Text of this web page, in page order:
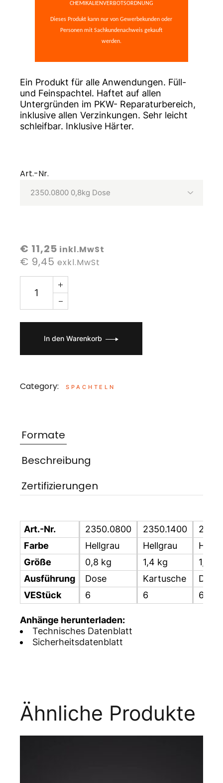
CHEMIKALIENVERBOTSORDNUNG
Dieses Produkt kann nur von Gewerbekunden oder
Personen mit Sachkundenachweis gekauft
werden.
Ein Produkt für alle Anwendungen. Füll-
und Feinspachtel. Haftet auf allen
Untergründen im PKW- Reparaturbereich,
inklusive allen Verzinkungen. Sehr leicht
schleifbar. Inklusive Härter.
Art.-Nr.
€ 11,25 inkl.MwSt
€ 9,45 exkl.MwSt
In den Warenkorb
Category: SPACHTELN
Formate
Beschreibung
Zertifizierungen
Art.-Nr.
Farbe
Größe
Ausführung
VEStück
2350.0800
Hellgrau
0,8 kg
Dose
6
2350.1400
Hellgrau
1,4 kg
Kartusche
6
1,6 kg
Dose
6
Anhänge herunterladen:
Technisches Datenblatt
Sicherheitsdatenblatt
Ähnliche Produkte